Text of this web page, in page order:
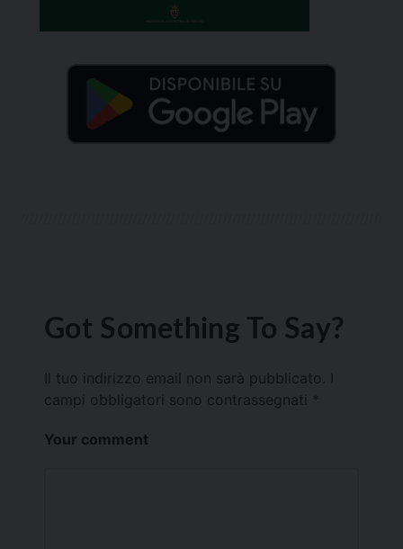
Got Something To Say?
Il tuo indirizzo email non sarà pubblicato.
campi obbligatori sono contrassegnati *
Your comment